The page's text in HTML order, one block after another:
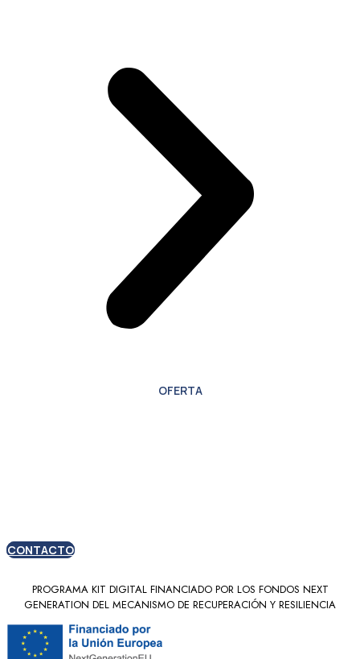
OFERTA
CONTACTO
PROGRAMA KIT DIGITAL FINANCIADO POR LOS FONDOS NEXT
GENERATION DEL MECANISMO DE RECUPERACIÓN Y RESILIENCIA